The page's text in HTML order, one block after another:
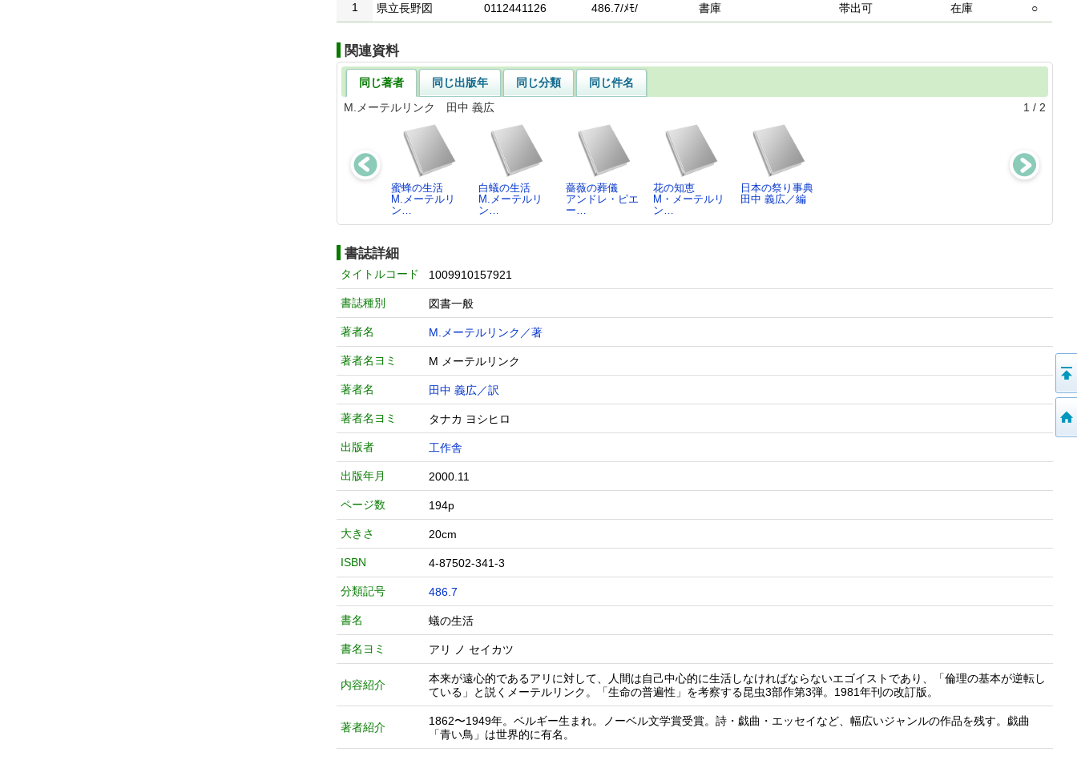
1
県立長野図 0112441126 486.7/ﾒﾓ/ 書庫 帯出可 在庫 ○
関連資料
同じ著者 同じ出版年 同じ分類
同じ件名
M.メーテルリンク 田中 義広
1 / 2
蜜蜂の生活
M.メーテルリ
ン…
白蟻の生活
M.メーテルリ
ン…
薔薇の葬儀
アンドレ・ピエ
ー…
花の知恵
M・メーテルリ
ン…
日本の祭り事典
田中 義広／編
書誌詳細
タイトルコード 1009910157921
書誌種別 図書一般
著者名 M.メーテルリンク／著
著者名ヨミ M メーテルリンク
著者名 田中 義広／訳
著者名ヨミ タナカ ヨシヒロ
出版者 工作舎
出版年月 2000.11
ページ数 194p
大きさ 20cm
ISBN 4-87502-341-3
分類記号 486.7
書名 蟻の生活
書名ヨミ アリ ノ セイカツ
内容紹介
本来が遠心的であるアリに対して、人間は自己中心的に生活しなければならないエゴイストであり、「倫理の基本が逆転し
ている」と説くメーテルリンク。「生命の普遍性」を考察する昆虫3部作第3弾。1981年刊の改訂版。
著者紹介
1862〜1949年。ベルギー生まれ。ノーベル文学賞受賞。詩・戯曲・エッセイなど、幅広いジャンルの作品を残す。戯曲
「青い鳥」は世界的に有名。